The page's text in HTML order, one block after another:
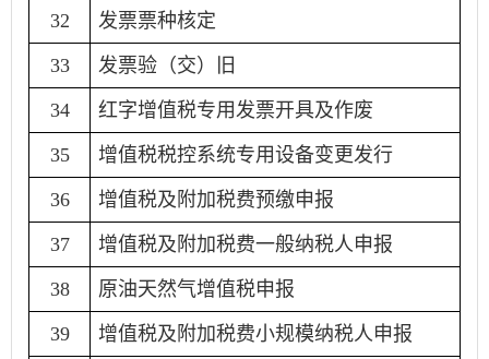
32 发票票种核定
33 发票验（交）旧
34 红字增值税专用发票开具及作废
35 增值税税控系统专用设备变更发行
36 增值税及附加税费预缴申报
37 增值税及附加税费一般纳税人申报
38 原油天然气增值税申报
39 增值税及附加税费小规模纳税人申报